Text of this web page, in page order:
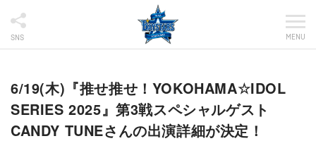
SNS MENU
6/19(木)『推せ推せ！YOKOHAMA☆IDOL
SERIES 2025』第3戦スペシャルゲスト
CANDY TUNEさんの出演詳細が決定！